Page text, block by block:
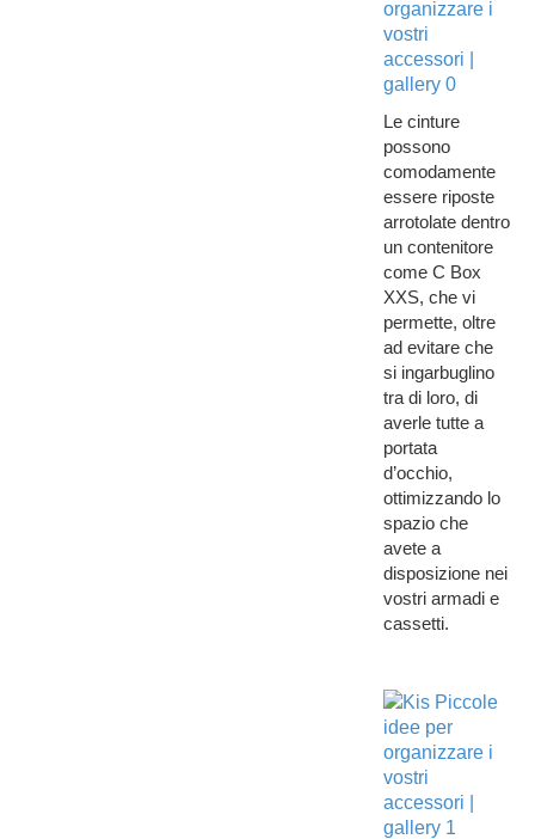
Le cinture
possono
comodamente
essere riposte
arrotolate dentro
un contenitore
come C Box
XXS, che vi
permette, oltre
ad evitare che
si ingarbuglino
tra di loro, di
averle tutte a
portata
d’occhio,
ottimizzando lo
spazio che
avete a
disposizione nei
vostri armadi e
cassetti.